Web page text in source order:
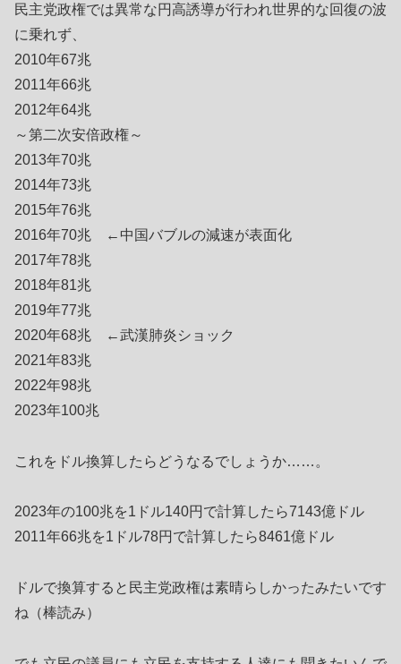
民主党政権では異常な円高誘導が行われ世界的な回復の波
に乗れず、
2010年67兆
2011年66兆
2012年64兆
～第二次安倍政権～
2013年70兆
2014年73兆
2015年76兆
2016年70兆 ←中国バブルの減速が表面化
2017年78兆
2018年81兆
2019年77兆
2020年68兆 ←武漢肺炎ショック
2021年83兆
2022年98兆
2023年100兆
これをドル換算したらどうなるでしょうか……。
2023年の100兆を1ドル140円で計算したら7143億ドル
2011年66兆を1ドル78円で計算したら8461億ドル
ドルで換算すると民主党政権は素晴らしかったみたいです
ね（棒読み）